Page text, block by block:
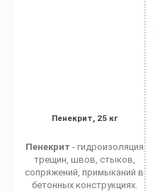
Пенекрит, 25 кг
Пенекрит - гидроизоляция
трещин, швов, стыков,
сопряжений, примыканий в
бетонных конструкциях.